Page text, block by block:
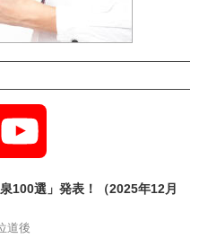
Channel
100選」発表！（2025年12月
道後